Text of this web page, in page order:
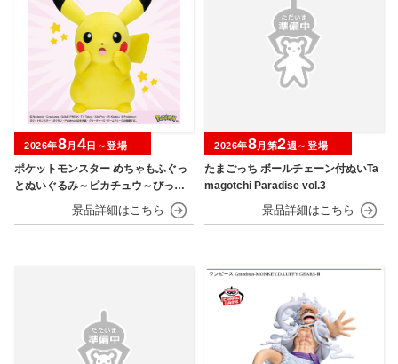
ポケットモンスター めちゃもふぐっ
とぬいぐるみ～ピカチュウ～びっく
2026年8月 4日～登場
たまごっち ボールチェーン付ぬいTa
magotchi Paradise vol.3
2026年8月第2週～登場